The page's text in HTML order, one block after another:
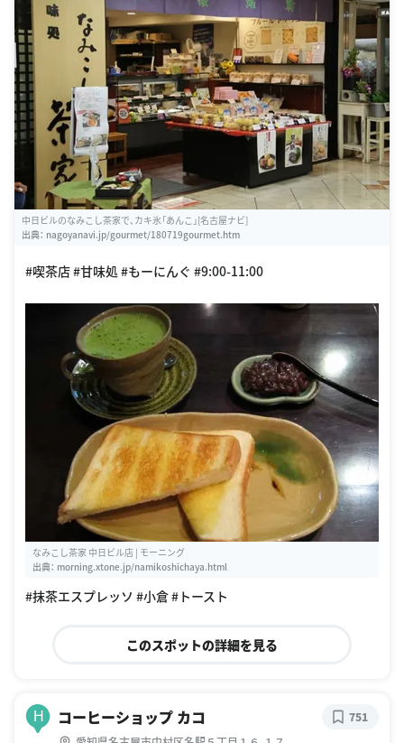
中日ビルのなみこし茶家で、カキ氷「あんこ」[名古屋ナビ]
出典： nagoyanavi.jp/gourmet/180719gourmet.htm
#喫茶店 #甘味処 #もーにんぐ #9:00-11:00
なみこし茶家 中日ビル店 | モーニング
出典： morning.xtone.jp/namikoshichaya.html
#抹茶エスプレッソ #小倉 #トースト
このスポットの詳細を見る
H コーヒーショップ カコ 751